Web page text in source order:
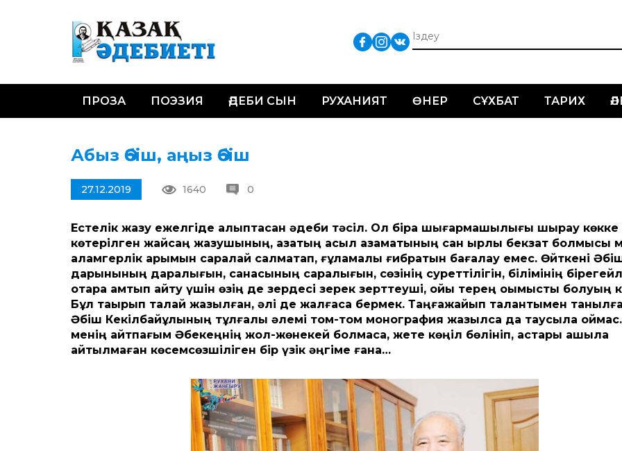
ПРОЗА ПОЭЗИЯ ӘДЕБИ СЫН РУХАНИЯТ ӨНЕР СҰХБАТ ТАРИХ
Абыз Әбіш, аңыз Әбіш
27.12.2019 1640 0
Естелік жазу ежелгіде қалыптасқан әдеби тәсіл. Ол бірақ шығармашылығы шырқау көкке
көтерілген жайсаң жазушының, қазақтың асыл азаматының сан қырлы бекзат болмысы
қаламгерлік қарымын саралай салмақтап, ғұламалық ғибратын бағалау емес. Өйткені
дарынының даралығын, санасының саралығын, сөзінің суреттілігін, білімінің
қотара қамтып айту үшін өзің де зердесі зерек зерттеуші, ойы терең оқымысты болуың
Бұл тақырып талай жазылған, әлі де жалғаса бермек. Таңғажайып талантымен
Әбіш Кекілбайұлының тұлғалық әлемі том-том монография жазылса да таусыла
менің айтпағым Әбекеңнің жол-жөнекей болмаса, жете көңіл бөлініп, астары ашыла
айтылмаған көсемсөзшіліген бір үзік әңгіме ғана…